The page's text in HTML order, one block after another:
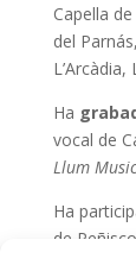
Capella
del
Ha
vocal de
Llum
Ha
de